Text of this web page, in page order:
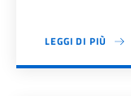
LEGGI DI PIÙ